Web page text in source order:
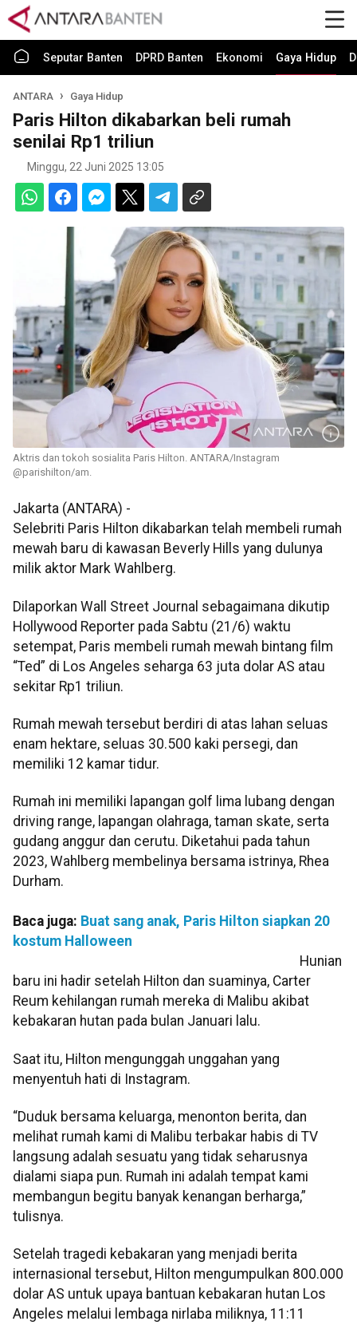
Seputar Banten DPRD Banten Ekonomi Gaya Hidup
ANTARA Gaya Hidup
Paris Hilton dikabarkan beli rumah
senilai Rp1 triliun
Minggu, 22 Juni 2025 13:05
Aktris dan tokoh sosialita Paris Hilton. ANTARA/Instagram
@parishilton/am.
Jakarta (ANTARA) -
Selebriti Paris Hilton dikabarkan telah membeli rumah
mewah baru di kawasan Beverly Hills yang dulunya
milik aktor Mark Wahlberg.
Dilaporkan Wall Street Journal sebagaimana dikutip
Hollywood Reporter pada Sabtu (21/6) waktu
setempat, Paris membeli rumah mewah bintang film
“Ted” di Los Angeles seharga 63 juta dolar AS atau
sekitar Rp1 triliun.
Rumah mewah tersebut berdiri di atas lahan seluas
enam hektare, seluas 30.500 kaki persegi, dan
memiliki 12 kamar tidur.
Rumah ini memiliki lapangan golf lima lubang dengan
driving range, lapangan olahraga, taman skate, serta
gudang anggur dan cerutu. Diketahui pada tahun
2023, Wahlberg membelinya bersama istrinya, Rhea
Durham.
Baca juga: Buat sang anak, Paris Hilton siapkan 20
kostum Halloween
Hunian
baru ini hadir setelah Hilton dan suaminya, Carter
Reum kehilangan rumah mereka di Malibu akibat
kebakaran hutan pada bulan Januari lalu.
Saat itu, Hilton mengunggah unggahan yang
menyentuh hati di Instagram.
“Duduk bersama keluarga, menonton berita, dan
melihat rumah kami di Malibu terbakar habis di TV
langsung adalah sesuatu yang tidak seharusnya
dialami siapa pun. Rumah ini adalah tempat kami
membangun begitu banyak kenangan berharga,”
tulisnya.
Setelah tragedi kebakaran yang menjadi berita
internasional tersebut, Hilton mengumpulkan 800.000
dolar AS untuk upaya bantuan kebakaran hutan Los
Angeles melalui lembaga nirlaba miliknya, 11:11